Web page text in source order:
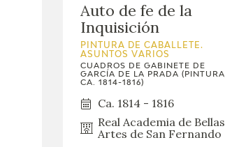
Auto de fe de la
Inquisición
PINTURA DE CABALLETE.
ASUNTOS VARIOS
CUADROS DE GABINETE DE
GARCÍA DE LA PRADA (PINTURA,
CA. 1814-1816)
Ca. 1814 - 1816
Real Academia de Bellas
Artes de San Fernando